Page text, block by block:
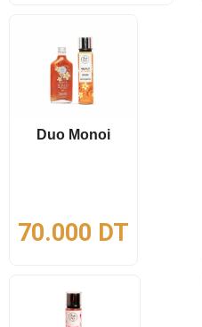
Duo Monoi
70.000 DT